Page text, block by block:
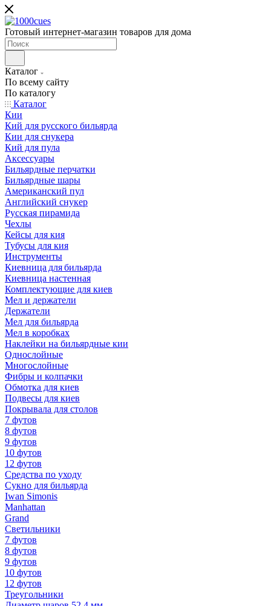
Готовый интернет-магазин товаров для дома
Каталог
По всему сайту
По каталогу
Каталог
Кии
Кий для русского бильярда
Кии для снукера
Кий для пула
Аксессуары
Бильярдные перчатки
Бильярдные шары
Американский пул
Английский снукер
Русская пирамида
Чехлы
Кейсы для кия
Тубусы для кия
Инструменты
Киевница для бильярда
Киевница настенная
Комплектующие для киев
Мел и держатели
Держатели
Мел для бильярда
Мел в коробках
Наклейки на бильярдные кии
Однослойные
Многослойные
Фибры и колпачки
Обмотка для киев
Подвесы для киев
Покрывала для столов
7 футов
8 футов
9 футов
10 футов
12 футов
Средства по уходу
Сукно для бильярда
Iwan Simonis
Manhattan
Grand
Светильники
7 футов
8 футов
9 футов
10 футов
12 футов
Треугольники